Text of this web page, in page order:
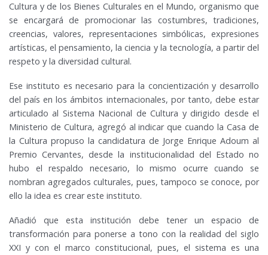
Cultura y de los Bienes Culturales en el Mundo, organismo que
se encargará de promocionar las costumbres, tradiciones,
creencias, valores, representaciones simbólicas, expresiones
artísticas, el pensamiento, la ciencia y la tecnología, a partir del
respeto y la diversidad cultural.
Ese instituto es necesario para la concientización y desarrollo
del país en los ámbitos internacionales, por tanto, debe estar
articulado al Sistema Nacional de Cultura y dirigido desde el
Ministerio de Cultura, agregó al indicar que cuando la Casa de
la Cultura propuso la candidatura de Jorge Enrique Adoum al
Premio Cervantes, desde la institucionalidad del Estado no
hubo el respaldo necesario, lo mismo ocurre cuando se
nombran agregados culturales, pues, tampoco se conoce, por
ello la idea es crear este instituto.
Añadió que esta institución debe tener un espacio de
transformación para ponerse a tono con la realidad del siglo
XXI y con el marco constitucional, pues, el sistema es una